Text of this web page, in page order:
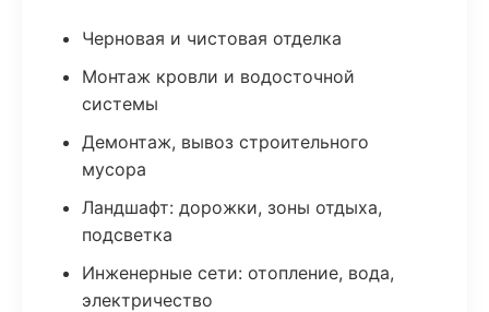
Черновая и чистовая отделка
Монтаж кровли и водосточной
системы
Демонтаж, вывоз строительного
мусора
Ландшафт: дорожки, зоны отдыха,
подсветка
Инженерные сети: отопление, вода,
электричество